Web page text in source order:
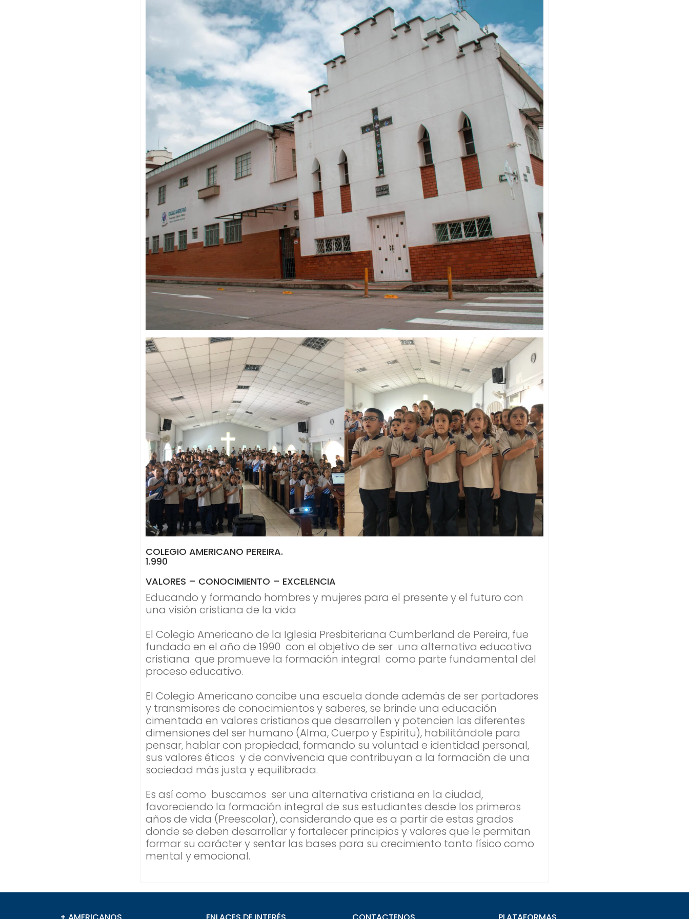
COLEGIO AMERICANO PEREIRA.
1.990
VALORES – CONOCIMIENTO – EXCELENCIA
Educando y formando hombres y mujeres para el presente y el futuro con
una visión cristiana de la vida
El Colegio Americano de la Iglesia Presbiteriana Cumberland de Pereira, fue
fundado en el año de 1990 con el objetivo de ser una alternativa educativa
cristiana que promueve la formación integral como parte fundamental del
proceso educativo.
El Colegio Americano concibe una escuela donde además de ser portadores
y transmisores de conocimientos y saberes, se brinde una educación
cimentada en valores cristianos que desarrollen y potencien las diferentes
dimensiones del ser humano (Alma, Cuerpo y Espíritu), habilitándole para
pensar, hablar con propiedad, formando su voluntad e identidad personal,
sus valores éticos y de convivencia que contribuyan a la formación de una
sociedad más justa y equilibrada.
Es así como buscamos ser una alternativa cristiana en la ciudad,
favoreciendo la formación integral de sus estudiantes desde los primeros
años de vida (Preescolar), considerando que es a partir de estas grados
donde se deben desarrollar y fortalecer principios y valores que le permitan
formar su carácter y sentar las bases para su crecimiento tanto físico como
mental y emocional.